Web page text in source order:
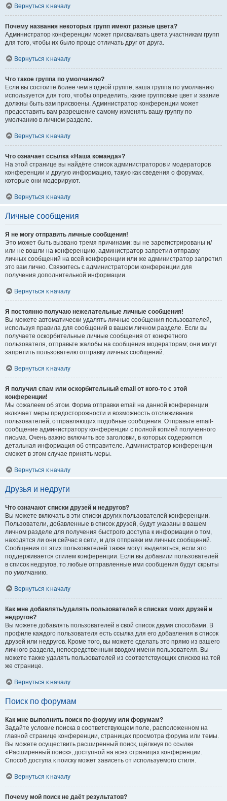
Вернуться к началу
Почему названия некоторых групп имеют разные цвета?
Администратор конференции может присваивать цвета участникам групп
для того, чтобы их было проще отличать друг от друга.
Вернуться к началу
Что такое группа по умолчанию?
Если вы состоите более чем в одной группе, ваша группа по умолчанию
используется для того, чтобы определить, какие групповые цвет и звание
должны быть вам присвоены. Администратор конференции может
предоставить вам разрешение самому изменять вашу группу по
умолчанию в личном разделе.
Вернуться к началу
Что означает ссылка «Наша команда»?
На этой странице вы найдёте список администраторов и модераторов
конференции и другую информацию, такую как сведения о форумах,
которые они модерируют.
Вернуться к началу
Личные сообщения
Я не могу отправить личные сообщения!
Это может быть вызвано тремя причинами: вы не зарегистрированы и/
или не вошли на конференцию, администратор запретил отправку
личных сообщений на всей конференции или же администратор запретил
это вам лично. Свяжитесь с администратором конференции для
получения дополнительной информации.
Вернуться к началу
Я постоянно получаю нежелательные личные сообщения!
Вы можете автоматически удалять личные сообщения пользователей,
используя правила для сообщений в вашем личном разделе. Если вы
получаете оскорбительные личные сообщения от конкретного
пользователя, отправьте жалобы на сообщения модераторам; они могут
запретить пользователю отправку личных сообщений.
Вернуться к началу
Я получил спам или оскорбительный email от кого-то с этой
конференции!
Мы сожалеем об этом. Форма отправки email на данной конференции
включает меры предосторожности и возможность отслеживания
пользователей, отправляющих подобные сообщения. Отправьте email-
сообщение администратору конференции с полной копией полученного
письма. Очень важно включить все заголовки, в которых содержится
детальная информация об отправителе. Администратор конференции
сможет в этом случае принять меры.
Вернуться к началу
Друзья и недруги
Что означают списки друзей и недругов?
Вы можете включать в эти списки других пользователей конференции.
Пользователи, добавленные в список друзей, будут указаны в вашем
личном разделе для получения быстрого доступа к информации о том,
находятся ли они сейчас в сети, и для отправки им личных сообщений.
Сообщения от этих пользователей также могут выделяться, если это
поддерживается стилем конференции. Если вы добавили пользователей
в список недругов, то любые отправленные ими сообщения будут скрыты
по умолчанию.
Вернуться к началу
Как мне добавлять/удалять пользователей в списках моих друзей и
недругов?
Вы можете добавлять пользователей в свой список двумя способами. В
профиле каждого пользователя есть ссылка для его добавления в список
друзей или недругов. Кроме того, вы можете сделать это прямо из вашего
личного раздела, непосредственным вводом имени пользователя. Вы
можете также удалять пользователей из соответствующих списков на той
же странице.
Вернуться к началу
Поиск по форумам
Как мне выполнить поиск по форуму или форумам?
Задайте условие поиска в соответствующем поле, расположенном на
главной странице конференции, страницах просмотра форума или темы.
Вы можете осуществить расширенный поиск, щёлкнув по ссылке
«Расширенный поиск», доступной на всех страницах конференции.
Способ доступа к поиску может зависеть от используемого стиля.
Вернуться к началу
Почему мой поиск не даёт результатов?